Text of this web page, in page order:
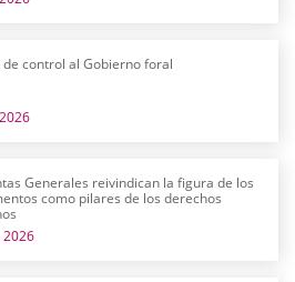
de control al Gobierno foral
Generales reivindican la figura de los
como pilares de los derechos
2026